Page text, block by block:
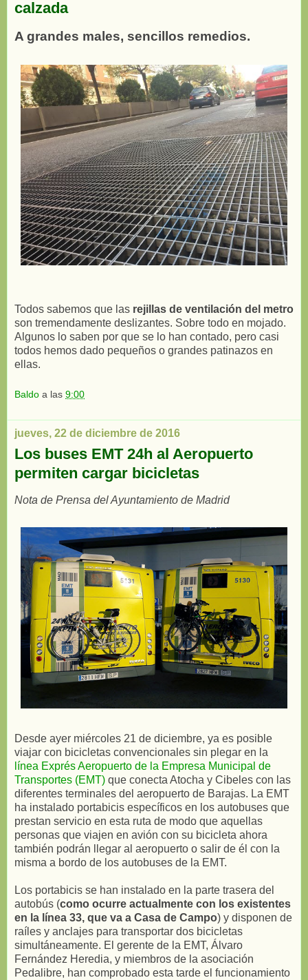
calzada
A grandes males, sencillos remedios.
Todos sabemos que las rejillas de ventilación del metro
son tremendamente deslizantes. Sobre todo en mojado.
Algunos lo saben por que se lo han contado, pero casi
todos hemos dado pequeños o grandes patinazos en
ellas.
Baldo a las 9:00
jueves, 22 de diciembre de 2016
Los buses EMT 24h al Aeropuerto
permiten cargar bicicletas
Nota de Prensa del Ayuntamiento de Madrid
Desde ayer miércoles 21 de diciembre, ya es posible
viajar con bicicletas convencionales sin plegar en la
línea Exprés Aeropuerto de la Empresa Municipal de
Transportes (EMT) que conecta Atocha y Cibeles con las
diferentes terminales del aeropuerto de Barajas. La EMT
ha instalado portabicis específicos en los autobuses que
prestan servicio en esta ruta de modo que aquellas
personas que viajen en avión con su bicicleta ahora
también podrán llegar al aeropuerto o salir de él con la
misma a bordo de los autobuses de la EMT.
Los portabicis se han instalado en la parte trasera del
autobús (como ocurre actualmente con los existentes
en la línea 33, que va a Casa de Campo) y disponen de
raíles y anclajes para transportar dos bicicletas
simultáneamente. El gerente de la EMT, Álvaro
Fernández Heredia, y miembros de la asociación
Pedalibre, han comprobado esta tarde el funcionamiento